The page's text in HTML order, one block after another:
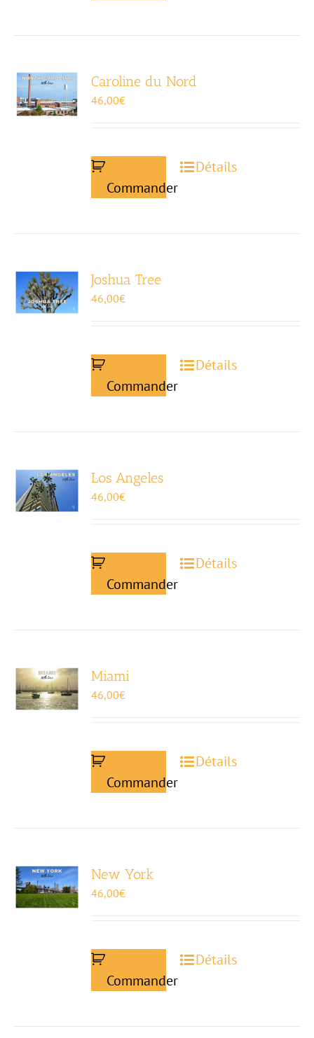
Caroline du Nord
46,00€
Commander
Détails
Joshua Tree
46,00€
Commander
Détails
Los Angeles
46,00€
Commander
Détails
Miami
46,00€
Commander
Détails
New York
46,00€
Commander
Détails